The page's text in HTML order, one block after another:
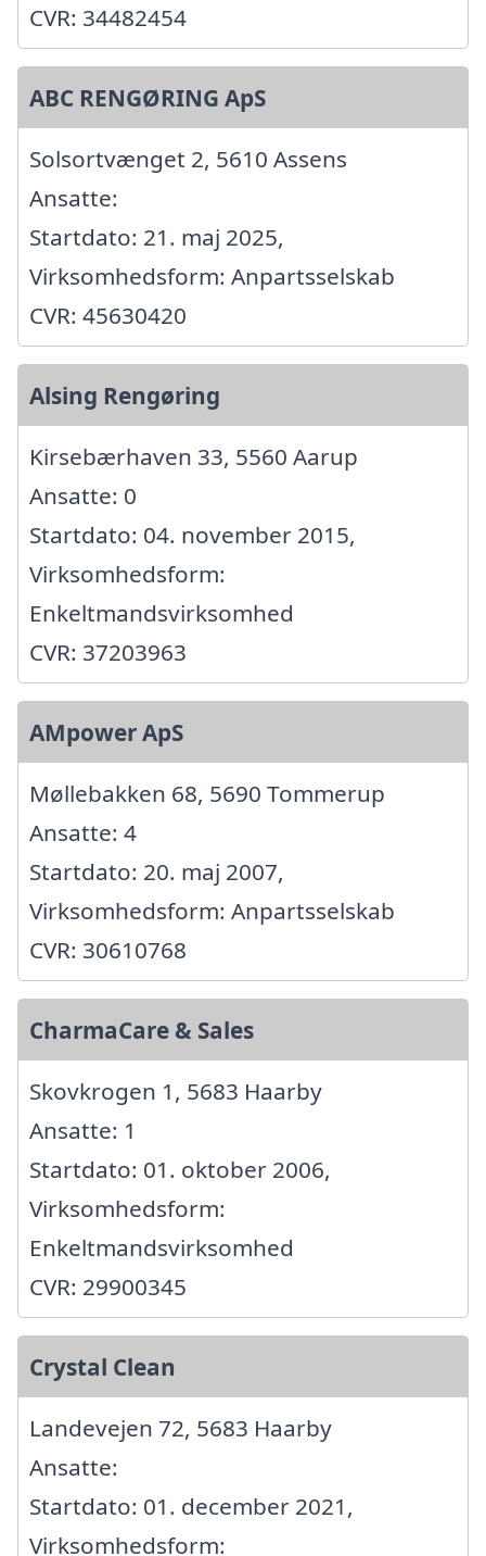
CVR: 34482454
ABC RENGØRING ApS
Solsortvænget 2, 5610 Assens
Ansatte:
Startdato: 21. maj 2025,
Virksomhedsform: Anpartsselskab
CVR: 45630420
Alsing Rengøring
Kirsebærhaven 33, 5560 Aarup
Ansatte: 0
Startdato: 04. november 2015,
Virksomhedsform:
Enkeltmandsvirksomhed
CVR: 37203963
AMpower ApS
Møllebakken 68, 5690 Tommerup
Ansatte: 4
Startdato: 20. maj 2007,
Virksomhedsform: Anpartsselskab
CVR: 30610768
CharmaCare & Sales
Skovkrogen 1, 5683 Haarby
Ansatte: 1
Startdato: 01. oktober 2006,
Virksomhedsform:
Enkeltmandsvirksomhed
CVR: 29900345
Crystal Clean
Landevejen 72, 5683 Haarby
Ansatte:
Startdato: 01. december 2021,
Virksomhedsform: